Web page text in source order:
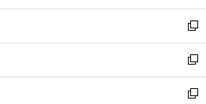
開
く
ウ
で
開
く
ン
ド
ウ
で
開
く
ウ
ィ
ン
ド
ウ
で
新
し
い
ウ
ィ
新
し
い
新